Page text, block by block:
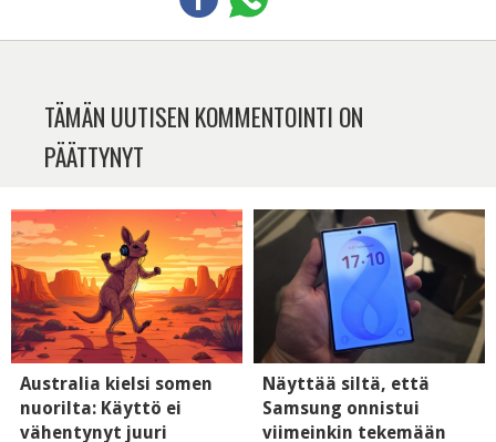
TÄMÄN UUTISEN KOMMENTOINTI ON
PÄÄTTYNYT
Australia kielsi somen
nuorilta: Käyttö ei
vähentynyt juuri
Näyttää siltä, että
Samsung onnistui
viimeinkin tekemään